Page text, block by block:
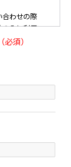
合わせの際
のみに利用い
種資料を発送
性等に基づく
に反映するた
報をご提供す
利用状況の分
（必須）